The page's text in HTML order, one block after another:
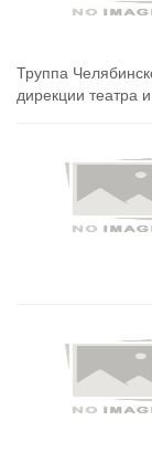
Труппа
дирекции театра